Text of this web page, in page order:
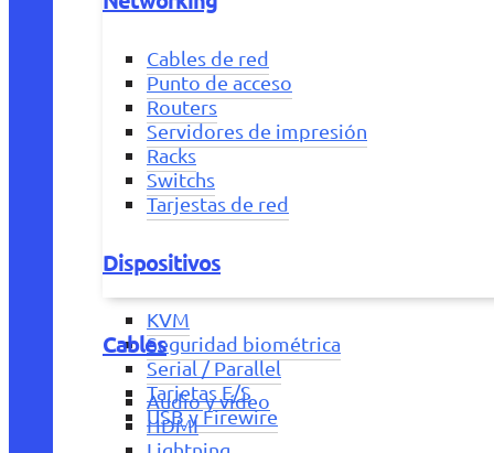
Cables de red
Punto de acceso
Routers
Servidores de impresión
Racks
Switchs
Tarjestas de red
Dispositivos
KVM
Seguridad biométrica
Serial / Parallel
Tarjetas E/S
USB y Firewire
Cables
Audio y vídeo
HDMI